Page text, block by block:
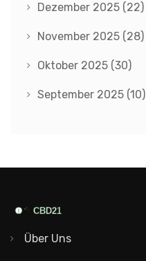
Dezember 2025 (22)
November 2025 (28)
Oktober 2025 (30)
September 2025 (10)
Über Uns